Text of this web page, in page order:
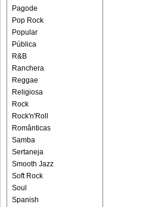
Pagode
Pop Rock
Popular
Pública
R&B
Ranchera
Reggae
Religiosa
Rock
Rock'n'Roll
Românticas
Samba
Sertaneja
Smooth Jazz
Soft Rock
Soul
Spanish